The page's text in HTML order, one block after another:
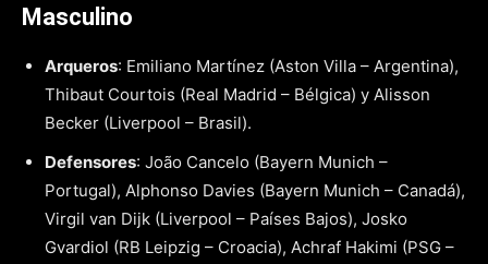
Masculino
Arqueros: Emiliano Martínez (Aston Villa – Argentina),
Thibaut Courtois (Real Madrid – Bélgica) y Alisson
Becker (Liverpool – Brasil).
Defensores: João Cancelo (Bayern Munich –
Portugal), Alphonso Davies (Bayern Munich – Canadá),
Virgil van Dijk (Liverpool – Países Bajos), Josko
Gvardiol (RB Leipzig – Croacia), Achraf Hakimi (PSG –